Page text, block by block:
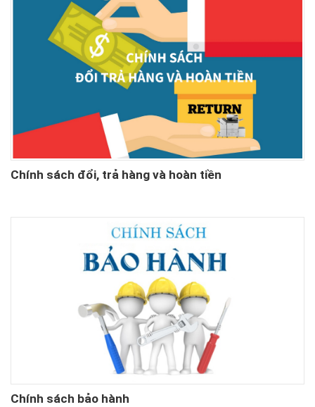
Chính sách đổi, trả hàng và hoàn tiền
Chính sách bảo hành